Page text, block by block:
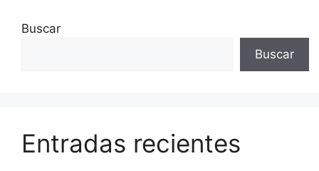
Buscar
Buscar
Entradas recientes